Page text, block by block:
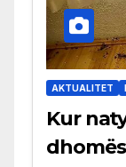
AKTUALITET
Kur